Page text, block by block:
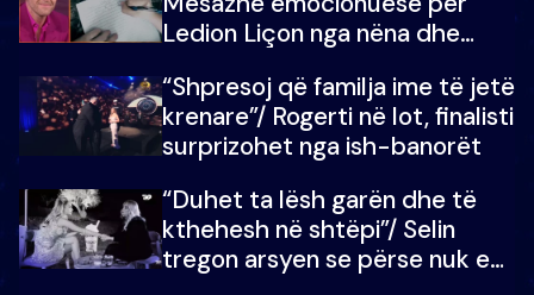
Ledion Liçon nga nëna dhe
mban dot lotët: Nuk meritoj…
“Shpresoj që familja ime të jetë
krenare”/ Rogerti në lot, finalisti
surprizohet nga ish-banorët
“Duhet ta lësh garën dhe të
kthehesh në shtëpi”/ Selin
tregon arsyen se përse nuk e